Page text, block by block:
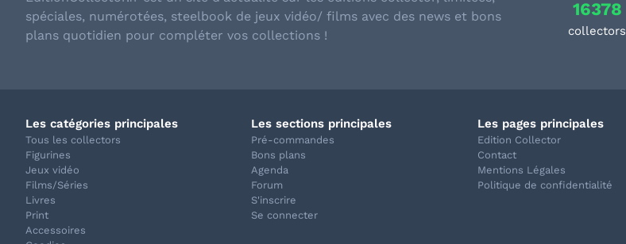
spéciales, numérotées, steelbook de jeux vidéo/ films avec des news et bons
plans quotidien pour compléter vos collections !
16378
collectors
Les catégories principales
Tous les collectors
Figurines
Jeux vidéo
Films/Séries
Livres
Print
Accessoires
Les sections principales
Pré-commandes
Bons plans
Agenda
Forum
S'inscrire
Se connecter
Les pages principales
Edition Collector
Contact
Mentions Légales
Politique de confidentialité